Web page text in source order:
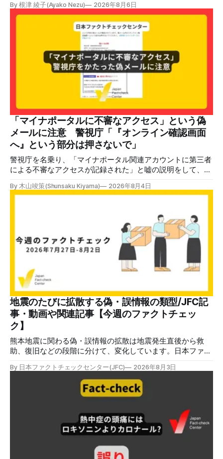
立運動家らに謝罪した映像です。中国共産党に対して頭を下
げている動画ではありません。 検証対象 拡散した言説 2026
年7月30日、「日本人がなぜ左翼を嫌うのか、考えたことは
ありますか？/ここに日本の左寄り首相だった鳩山由紀夫が
います。彼は2009年から2010年まで1年間務めました。/こ
のビデオでは、彼が中国を訪問中に中国共産党に対して恥じ
らいながら頭を下げています」という英文付きの動画がXで
ポストされ、表示は20万件を超える。 投稿には「私の日本
語力が衰えていたら申し訳ないですが、動画に『韓国』と書
いてあるように見えます」などの英語の指摘もあるが、「日
本が犯した残虐行為を謝罪するのは悪いことだと思わない」
「共産主義者に恥じて頭を下げるべき人はいない」など、拡
散した投稿を真に受けた反応も多いため検証する。 検証過
程 動
By 根津 綾子(Ayako Nezu) 2026年8月6日
「マイナポータルに不審なアクセス」という偽
メールに注意 警視庁「『オンライン確認画面
へ』という部分は押さないで」
警視庁を名乗り、「マイナポータル関連アカウントに第三者
による不審なアクセスが記録された」と嘘の説明をして、リ
で、メール内のリンクを押さないようにと注意を呼びかけて
部」を名乗るメールが届いたという投稿がX（旧Twitter）上
で複数確認できる(例1、例2、例3)。 偽メールの件名は
「【警視庁】マイナポータル：不審なアクセスの確認」。本
文には「警視庁サイバーセキュリティ対策本部」「通知番
号：MN-2026-●●●」「マイナポータル関連アカウント
に、第三者による不審なアクセスが記録されました」「お客
様のメールアドレスと一致しています」と記している。 そ
のうえで「2026年8月2日（日）23:59までに、ご本人操作か
どうかご確認ください」などと「オンライン確認画面へ」と
いうリンクをクリックするよう誘導している。 本文には、
警視庁の住所（東京都千代田区霞が関2-1-1）も書かれてい
By 木山竣策(Shunsaku Kiyama) 2026年8月4日
地震のたびに拡散する偽・誤情報の類型/JFC記
事・動画や関連記事【今週のファクトチェッ
ク】
熊本地震に関わる偽・誤情報の拡散は地震発生直後から救
助、復旧などの段階に分けて、変化しています。日本ファク
（JFC「災害時に広がる偽情報5つの類型」）も参考にして
みてください。近年はこれらに加えてAI生成によるディープ
フェイクも目立ちます。 ✉️日本ファクトチェックセンター
（JFC）がこの1週間に出した記事を中心に、その他のメディ
アも含めて、ファクトチェックや偽情報関連の情報をまとめ
ました。同じ内容をニュースレターでも配信しています。登
は、ファクトチェックやメディア情報リテラシーに関する講
By 日本ファクトチェックセンター(JFC) 2026年8月3日